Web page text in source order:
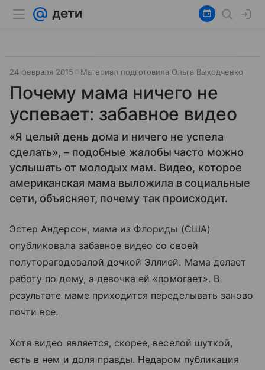
24 февраля 2015 Материал подготовила Ольга Выходченко
Почему мама ничего не
успевает: забавное видео
«Я целый день дома и ничего не успела
сделать», – подобные жалобы часто можно
услышать от молодых мам. Видео, которое
американская мама выложила в социальные
сети, объясняет, почему так происходит.
Эстер Андерсон, мама из Флориды (США)
опубликовала забавное видео со своей
полуторагодовалой дочкой Эллией. Мама делает
работу по дому, а девочка ей «помогает». В
результате маме приходится переделывать заново
почти все.
Хотя видео является, скорее, веселой шуткой,
есть в нем и доля правды. Недаром публикация